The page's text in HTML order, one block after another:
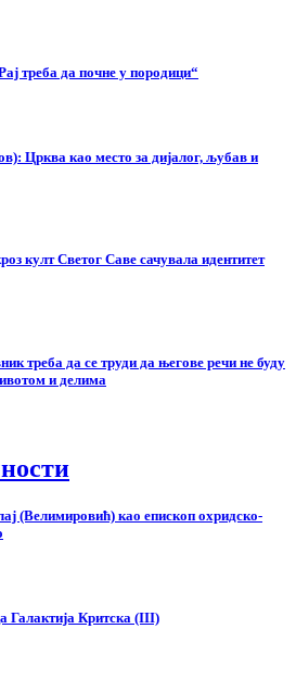
треба да почне у породици“
Црква као место за дијалог, љубав и
култ Светог Саве сачувала идентитет
треба да се труди да његове речи не буду
и делима
(Велимировић) као епископ охридско-
Галактија Критска (III)